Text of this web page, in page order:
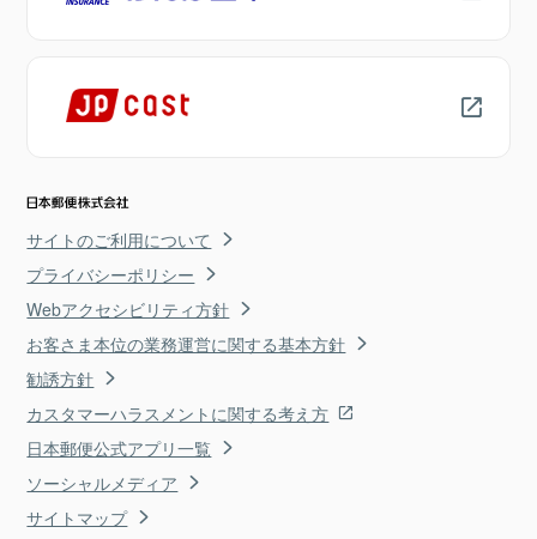
サイトのご利用について
プライバシーポリシー
Webアクセシビリティ方針
お客さま本位の業務運営に関する基本方針
勧誘方針
カスタマーハラスメントに関する考え方
日本郵便公式アプリ一覧
ソーシャルメディア
サイトマップ